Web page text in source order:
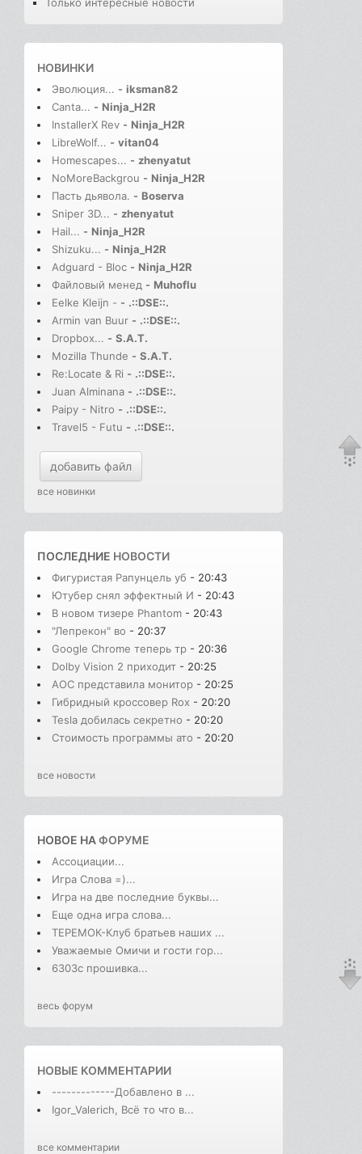
Только интересные новости
НОВИНКИ
Эволюция... - iksman82
Canta... - Ninja_H2R
InstallerX Rev - Ninja_H2R
LibreWolf... - vitan04
Homescapes... - zhenyatut
NoMoreBackgrou - Ninja_H2R
Пасть дьявола. - Boserva
Sniper 3D... - zhenyatut
Hail... - Ninja_H2R
Shizuku... - Ninja_H2R
Adguard - Bloc - Ninja_H2R
Файловый менед - Muhoflu
Eelke Kleijn - - .::DSE::.
Armin van Buur - .::DSE::.
Dropbox... - S.A.T.
Mozilla Thunde - S.A.T.
Re:Locate & Ri - .::DSE::.
Juan Alminana - .::DSE::.
Paipy - Nitro - .::DSE::.
Travel5 - Futu - .::DSE::.
добавить файл
все новинки
ПОСЛЕДНИЕ НОВОСТИ
Фигуристая Рапунцель уб - 20:43
Ютубер снял эффектный И - 20:43
В новом тизере Phantom - 20:43
"Лепрекон" во - 20:37
Google Chrome теперь тр - 20:36
Dolby Vision 2 приходит - 20:25
AOC представила монитор - 20:25
Гибридный кроссовер Rox - 20:20
Tesla добилась секретно - 20:20
Стоимость программы ато - 20:20
все новости
НОВОЕ НАФОРУМЕ
Ассоциации...
Игра Слова =)...
Игра на две последние буквы...
Еще одна игра слова...
ТЕРЕМОК-Клуб братьев наших ...
Уважаемые Омичи и гости гор...
6303с прошивка...
весь форум
НОВЫЕ КОММЕНТАРИИ
-------------Добавлено в ...
Igor_Valerich, Всё то что в...
все комментарии